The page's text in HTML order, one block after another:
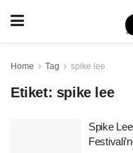
Home Tag spike lee
Etiket: spike lee
Spike